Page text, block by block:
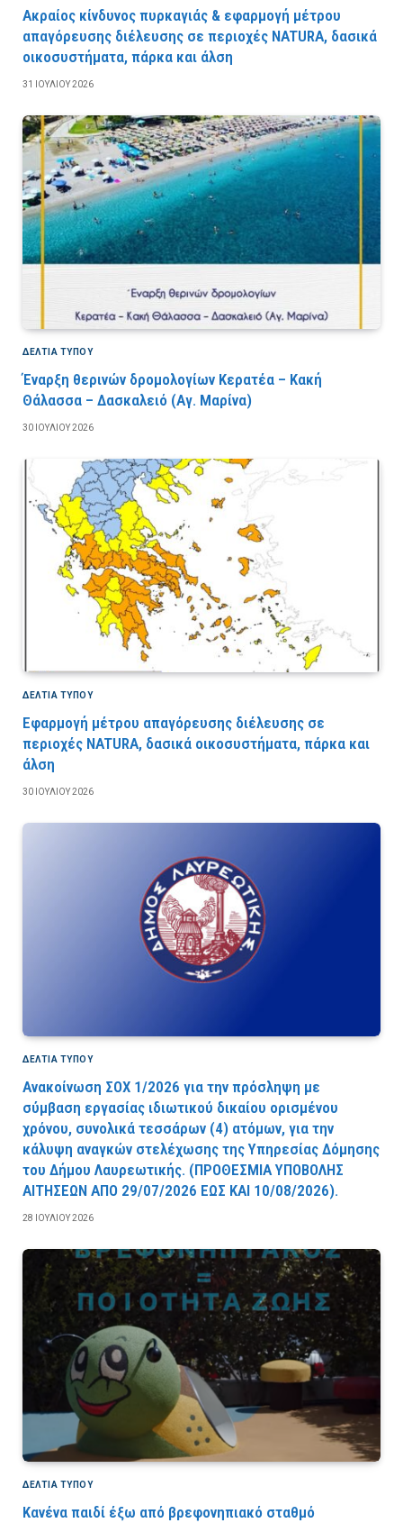
Ακραίος κίνδυνος πυρκαγιάς & εφαρμογή μέτρου
απαγόρευσης διέλευσης σε περιοχές NATURA, δασικά
οικοσυστήματα, πάρκα και άλση
31 ΙΟΥΛΊΟΥ 2026
ΔΕΛΤΙΑ ΤΥΠΟΥ
Έναρξη θερινών δρομολογίων Κερατέα – Κακή
Θάλασσα – Δασκαλειό (Αγ. Μαρίνα)
30 ΙΟΥΛΊΟΥ 2026
ΔΕΛΤΙΑ ΤΥΠΟΥ
Εφαρμογή μέτρου απαγόρευσης διέλευσης σε
περιοχές NATURA, δασικά οικοσυστήματα, πάρκα και
άλση
30 ΙΟΥΛΊΟΥ 2026
ΔΕΛΤΙΑ ΤΥΠΟΥ
Ανακοίνωση ΣΟΧ 1/2026 για την πρόσληψη με
σύμβαση εργασίας ιδιωτικού δικαίου ορισμένου
χρόνου, συνολικά τεσσάρων (4) ατόμων, για την
κάλυψη αναγκών στελέχωσης της Υπηρεσίας Δόμησης
του Δήμου Λαυρεωτικής. (ΠPOΘEΣMIA YΠOBOΛHΣ
AITHΣEΩN AΠO 29/07/2026 EΩΣ KAI 10/08/2026).
28 ΙΟΥΛΊΟΥ 2026
ΔΕΛΤΙΑ ΤΥΠΟΥ
Κανένα παιδί έξω από βρεφονηπιακό σταθμό